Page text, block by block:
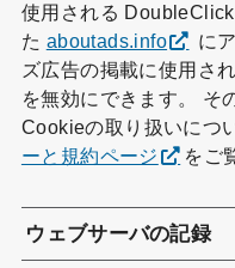
使用される
た aboutads.info
に
ズ広告の掲載に使用さ
を無効にできます。 そ
Cookieの取り扱いにつ
ーと規約ページ
をご
ウェブサーバの記録